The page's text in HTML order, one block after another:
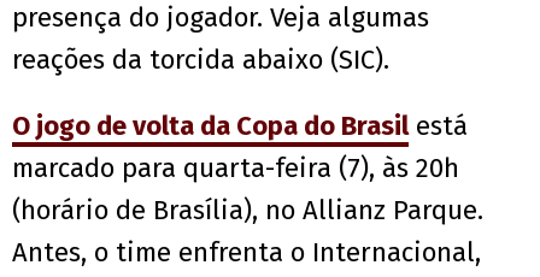
presença do jogador. Veja algumas
reações da torcida abaixo (SIC).
O jogo de volta da Copa do Brasilestá
marcado para quarta-feira (7), às 20h
(horário de Brasília), no Allianz Parque.
Antes, o time enfrenta o Internacional,